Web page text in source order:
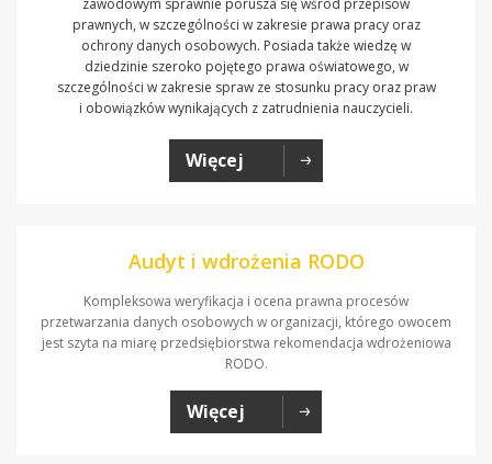
prawnych, w szczególności w zakresie prawa pracy oraz
ochrony danych osobowych. Posiada także wiedzę w
dziedzinie szeroko pojętego prawa oświatowego, w
szczególności w zakresie spraw ze stosunku pracy oraz praw
i obowiązków wynikających z zatrudnienia nauczycieli.
Więcej
Audyt i wdrożenia RODO
Kompleksowa weryfikacja i ocena prawna procesów
przetwarzania danych osobowych w organizacji, którego owocem
jest szyta na miarę przedsiębiorstwa rekomendacja wdrożeniowa
RODO.
Więcej